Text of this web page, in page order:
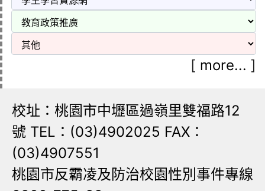
[ more... ]
校址：桃園市中壢區過嶺里雙福路12
號 TEL：(03)4902025 FAX：
(03)4907551
桃園市反霸凌及防治校園性別事件專線